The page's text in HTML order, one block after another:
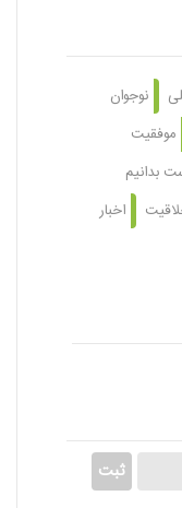
نوجوان
موفقیت
بدانیم
اخبار